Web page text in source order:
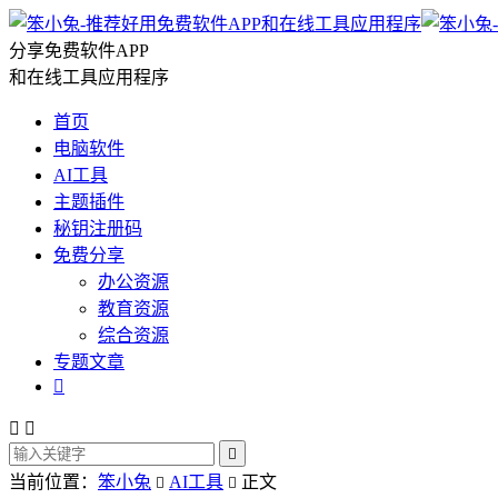
分享免费软件APP
和在线工具应用程序
首页
电脑软件
AI工具
主题插件
秘钥注册码
免费分享
办公资源
教育资源
综合资源
专题文章

 

当前位置： 笨小兔  AI工具  正文